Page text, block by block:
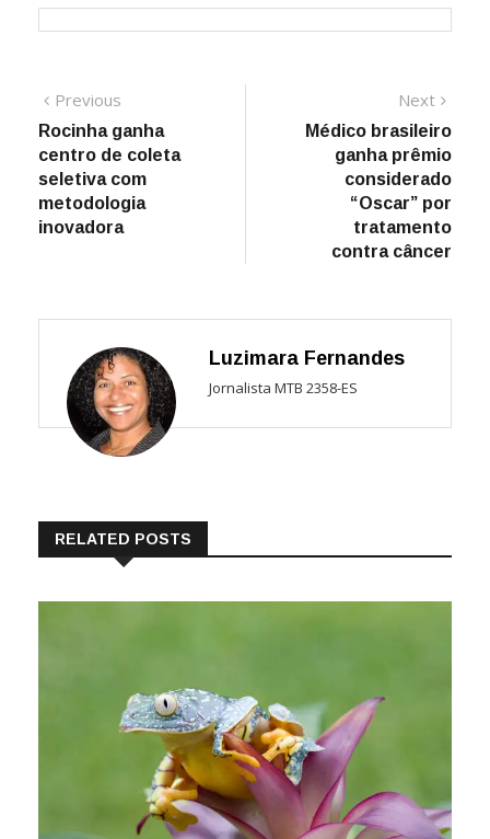
Navegação
de
Post
Previous
post:
Rocinha ganha
centro de coleta
seletiva com
metodologia
inovadora
Next
post:
Médico brasileiro
ganha prêmio
considerado
“Oscar” por
tratamento
contra câncer
Luzimara Fernandes
Jornalista MTB 2358-ES
RELATED POSTS